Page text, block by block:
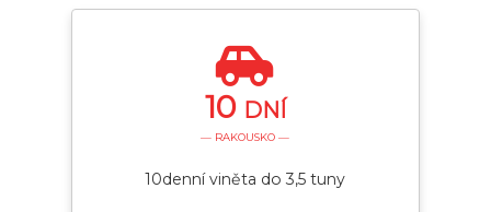
10 DNÍ
— RAKOUSKO —
10denní viněta do 3,5 tuny